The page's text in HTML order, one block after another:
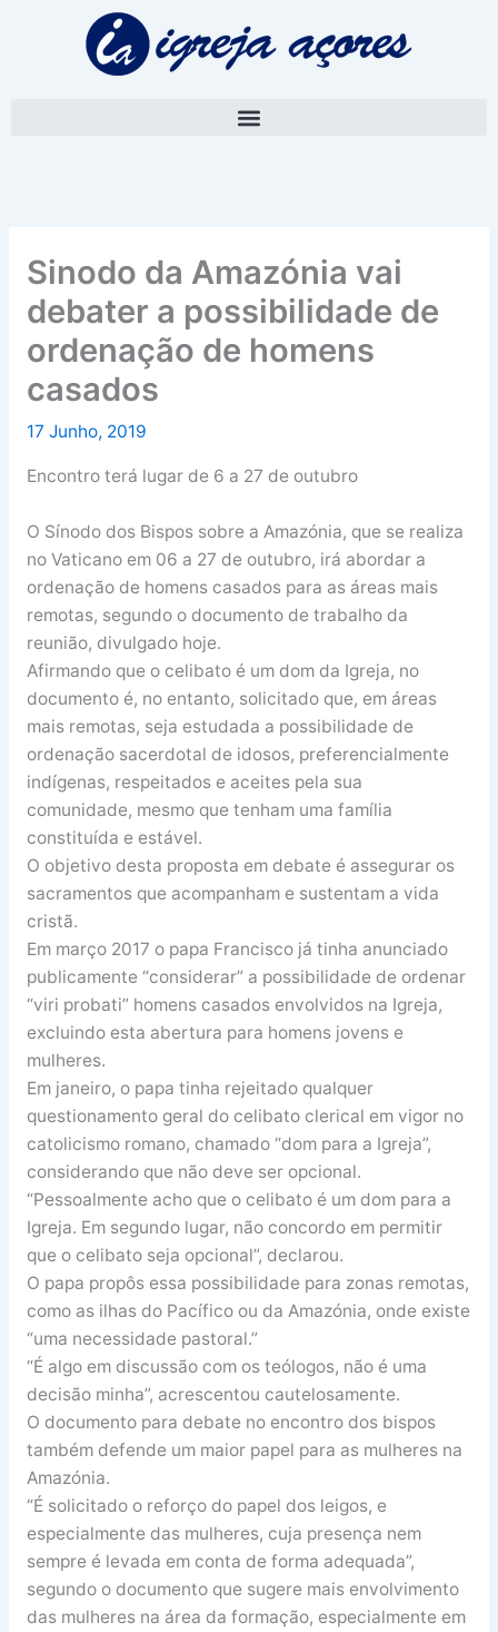
Sinodo da Amazónia vai
debater a possibilidade de
ordenação de homens
casados
17 Junho, 2019
Encontro terá lugar de 6 a 27 de outubro
O Sínodo dos Bispos sobre a Amazónia, que se realiza
no Vaticano em 06 a 27 de outubro, irá abordar a
ordenação de homens casados para as áreas mais
remotas, segundo o documento de trabalho da
reunião, divulgado hoje.
Afirmando que o celibato é um dom da Igreja, no
documento é, no entanto, solicitado que, em áreas
mais remotas, seja estudada a possibilidade de
ordenação sacerdotal de idosos, preferencialmente
indígenas, respeitados e aceites pela sua
comunidade, mesmo que tenham uma família
constituída e estável.
O objetivo desta proposta em debate é assegurar os
sacramentos que acompanham e sustentam a vida
cristã.
Em março 2017 o papa Francisco já tinha anunciado
publicamente “considerar” a possibilidade de ordenar
“viri probati” homens casados envolvidos na Igreja,
excluindo esta abertura para homens jovens e
mulheres.
Em janeiro, o papa tinha rejeitado qualquer
questionamento geral do celibato clerical em vigor no
catolicismo romano, chamado “dom para a Igreja”,
considerando que não deve ser opcional.
“Pessoalmente acho que o celibato é um dom para a
Igreja. Em segundo lugar, não concordo em permitir
que o celibato seja opcional”, declarou.
O papa propôs essa possibilidade para zonas remotas,
como as ilhas do Pacífico ou da Amazónia, onde existe
“uma necessidade pastoral.”
“É algo em discussão com os teólogos, não é uma
decisão minha”, acrescentou cautelosamente.
O documento para debate no encontro dos bispos
também defende um maior papel para as mulheres na
Amazónia.
“É solicitado o reforço do papel dos leigos, e
especialmente das mulheres, cuja presença nem
sempre é levada em conta de forma adequada”,
segundo o documento que sugere mais envolvimento
das mulheres na área da formação, especialmente em